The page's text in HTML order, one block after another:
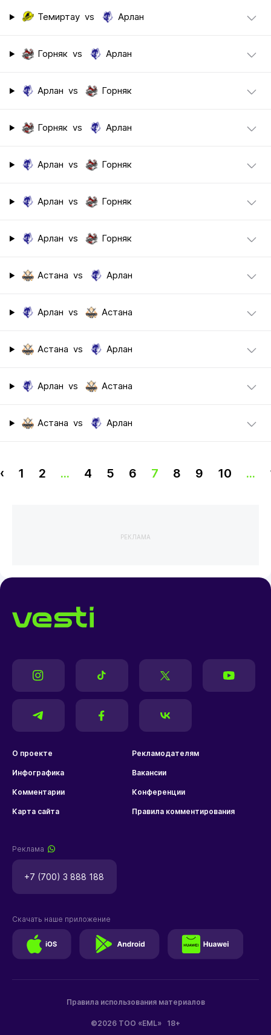
Темиртау vs Арлан
Горняк vs Арлан
Арлан vs Горняк
Горняк vs Арлан
Арлан vs Горняк
Арлан vs Горняк
Арлан vs Горняк
Астана vs Арлан
Арлан vs Астана
Астана vs Арлан
Арлан vs Астана
Астана vs Арлан
‹ 1 2 ... 4 5 6 7 8 9 10 ...
РЕКЛАМА
О проекте Рекламодателям
Инфографика Вакансии
Комментарии Конференции
Карта сайта Правила комментирования
Реклама
+7 (700) 3 888 188
©2026 ТОО «EML» 18+
Правила использования материалов
Скачать наше приложение